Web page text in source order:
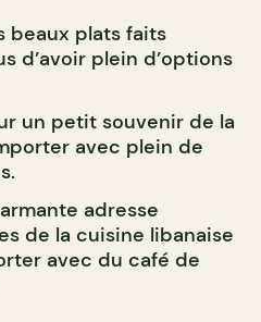
beaux plats faits
d’avoir plein d’options
un petit souvenir de la
avec plein de
adresse
de la cuisine libanaise
avec du café de